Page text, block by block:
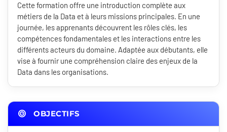
Cette formation offre une introduction complète aux
métiers de la Data et à leurs missions principales. En une
journée, les apprenants découvrent les rôles clés, les
compétences fondamentales et les interactions entre les
différents acteurs du domaine. Adaptée aux débutants, elle
vise à fournir une compréhension claire des enjeux de la
Data dans les organisations.
OBJECTIFS